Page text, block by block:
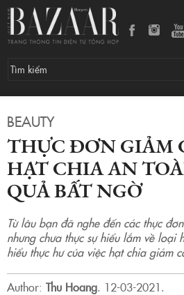
BEAUTY
THỰC ĐƠN GIẢM
HẠT CHIA AN
QUẢ BẤT NGỜ
Từ lâu bạn đã nghe đến các thực
nhưng chưa thực sự hiểu lắm về loại
hiểu thực hư của việc hạt chia giảm
Author: Thu Hoang. 12-03-2021.